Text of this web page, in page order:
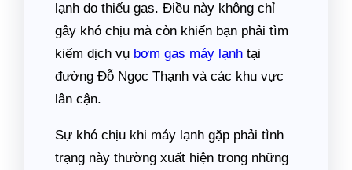
lạnh do thiếu gas. Điều này không chỉ
gây khó chịu mà còn khiến bạn phải tìm
kiếm dịch vụ bơm gas máy lạnh tại
đường Đỗ Ngọc Thạnh và các khu vực
lân cận.
Sự khó chịu khi máy lạnh gặp phải tình
trạng này thường xuất hiện trong những